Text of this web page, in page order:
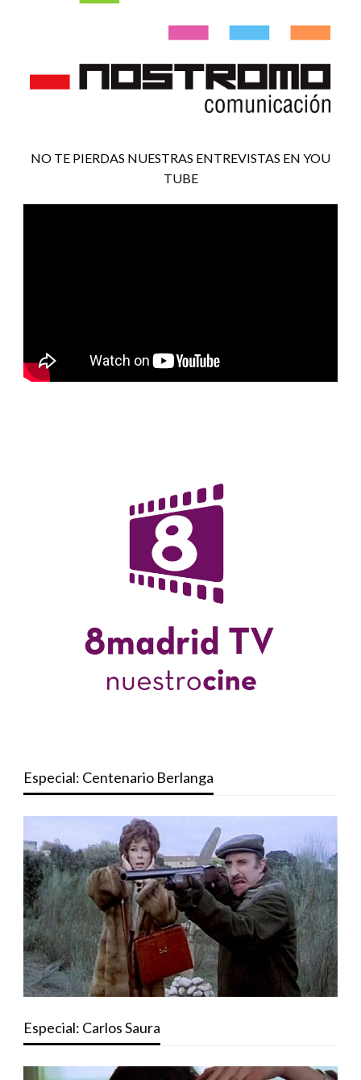
NO TE PIERDAS NUESTRAS ENTREVISTAS EN YOU
TUBE
Especial: Centenario Berlanga
Especial: Carlos Saura